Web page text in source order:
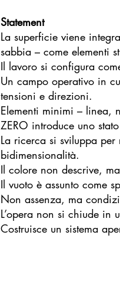
Statement
La superficie viene
sabbia – come elementi
Il lavoro si configura
Un campo operativo in
tensioni e direzioni.
Elementi minimi – linea,
ZERO introduce uno
La ricerca si sviluppa
bidimensionalità.
Il colore non descrive,
Il vuoto è assunto come
Non assenza, ma
L’opera non si chiude in
Costruisce un sistema